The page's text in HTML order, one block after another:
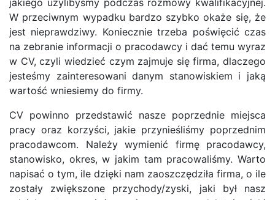
jakiego użylibyśmy podczas rozmowy kwalifikacyjnej.
W przeciwnym wypadku bardzo szybko okaże się, że
jest nieprawdziwy. Koniecznie trzeba poświęcić czas
na zebranie informacji o pracodawcy i dać temu wyraz
w CV, czyli wiedzieć czym zajmuje się firma, dlaczego
jesteśmy zainteresowani danym stanowiskiem i jaką
wartość wniesiemy do firmy.
CV powinno przedstawić nasze poprzednie miejsca
pracy oraz korzyści, jakie przynieśliśmy poprzednim
pracodawcom. Należy wymienić firmę pracodawcy,
stanowisko, okres, w jakim tam pracowaliśmy. Warto
napisać o tym, ile dzięki nam zaoszczędziła firma, o ile
zostały zwiększone przychody/zyski, jaki był nasz